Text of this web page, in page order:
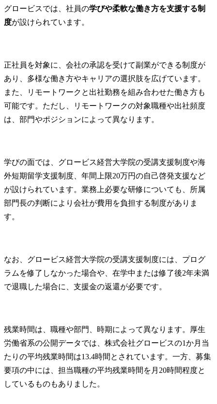
グロービスでは、社員の学びや柔軟な働き方を支援する制
度が設けられています。
正社員を対象に、会社の承認を受けて副業ができる制度が
あり、多様な働き方やキャリアの選択肢を広げています。
また、リモートワークと出社勤務を組み合わせた働き方も
可能です。ただし、リモートワークの対象職種や出社頻度
は、部門やポジションによって異なります。
学びの面では、グロービス経営大学院の受講支援制度や海
外短期留学支援制度、年間上限20万円の自己啓発支援など
が設けられています。業務上必要な研修についても、所属
部門長の判断により会社が費用を負担する制度がありま
す。
なお、グロービス経営大学院の受講支援制度には、プログ
ラムを修了しなかった場合や、在学中または修了後2年未満
で退職した場合に、支援金の返還が必要です。
残業時間は、職種や部門、時期によって異なります。厚生
労働省系の公開データでは、株式会社グロービスの1か月当
たりの平均残業時間は13.4時間とされています。一方、募集
要項の中には、担当職種の平均残業時間を月20時間程度と
しているものもありました。